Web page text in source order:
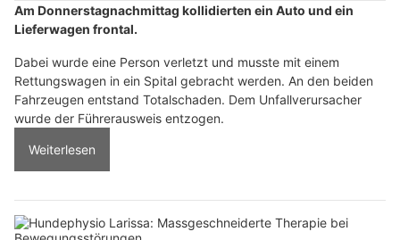
Am Donnerstagnachmittag kollidierten ein Auto und ein
Lieferwagen frontal.
Dabei wurde eine Person verletzt und musste mit einem
Rettungswagen in ein Spital gebracht werden. An den beiden
Fahrzeugen entstand Totalschaden. Dem Unfallverursacher
wurde der Führerausweis entzogen.
Weiterlesen